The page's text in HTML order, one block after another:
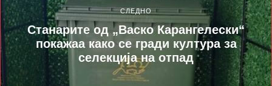
СЛЕДНО
Станарите од „Васко Карангелески“
покажаа како се гради култура за
селекција на отпад